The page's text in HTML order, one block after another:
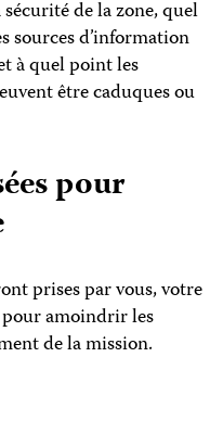
de la zone, quel
sources d’information
à quel point les
être caduques ou
pour
prises par vous, votre
pour amoindrir les
de la mission.